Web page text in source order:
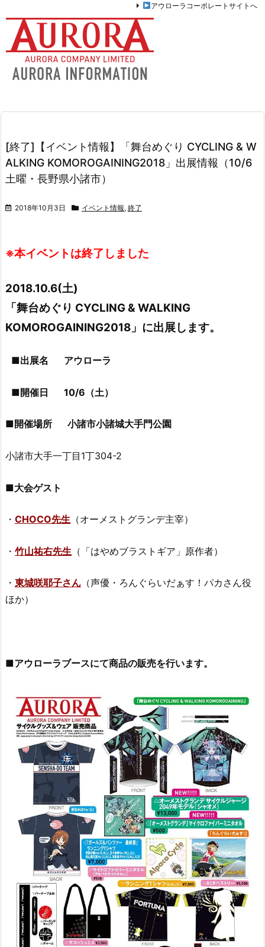
アウローラコーポレートサイトへ
[終了]【イベント情報】「舞台めぐり CYCLING & W
ALKING KOMOROGAINING2018」出展情報（10/6
土曜・長野県小諸市）
2018年10月3日 イベント情報, 終了
※本イベントは終了しました
2018.10.6(土)
「舞台めぐり CYCLING & WALKING
KOMOROGAINING2018」に出展します。
■出展名 アウローラ
■開催日 10/6（土）
■開催場所 小諸市小諸城大手門公園
小諸市大手一丁目1丁304-2
■大会ゲスト
・ CHOCO先生 （オーメストグランデ主宰）
・ 竹山祐右先生 （「はやめブラストギア」原作者）
・ 東城咲耶子さん （声優・ろんぐらいだぁす！パカさん役
ほか）
■アウローラブースにて商品の販売を行います。